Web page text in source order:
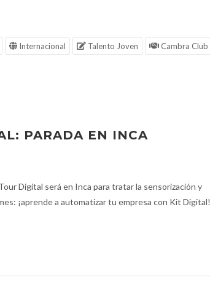
Internacional Talento Joven Cambra Club
PARADA EN INCA
Digital será en Inca para tratar la sensorización y
¡aprende a automatizar tu empresa con Kit Digital!